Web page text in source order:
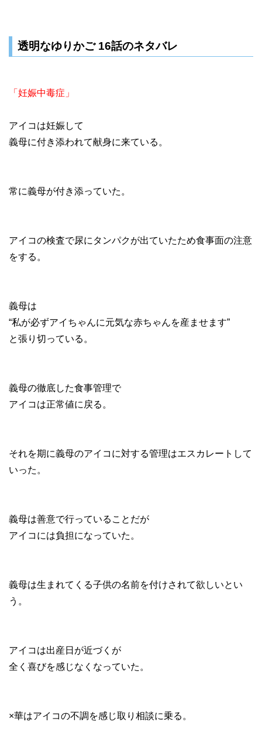
透明なゆりかご 16話のネタバレ
「妊娠中毒症」
アイコは妊娠して
義母に付き添われて献身に来ている。
常に義母が付き添っていた。
アイコの検査で尿にタンパクが出ていたため食事面の注意
をする。
義母は
“私が必ずアイちゃんに元気な赤ちゃんを産ませます”
と張り切っている。
義母の徹底した食事管理で
アイコは正常値に戻る。
それを期に義母のアイコに対する管理はエスカレートして
いった。
義母は善意で行っていることだが
アイコには負担になっていた。
義母は生まれてくる子供の名前を付けされて欲しいとい
う。
アイコは出産日が近づくが
全く喜びを感じなくなっていた。
×華はアイコの不調を感じ取り相談に乗る。